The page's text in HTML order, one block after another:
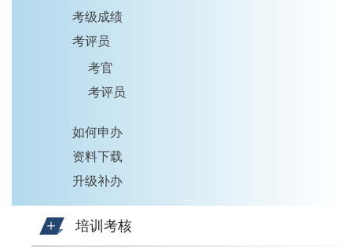
考级成绩
考评员
考官
考评员
如何申办
资料下载
升级补办
培训考核